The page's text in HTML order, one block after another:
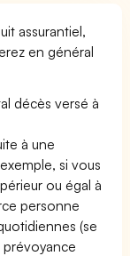
assurantiel,
en général
décès versé à
à une
si vous
ou égal à
personne
(se
prévoyance